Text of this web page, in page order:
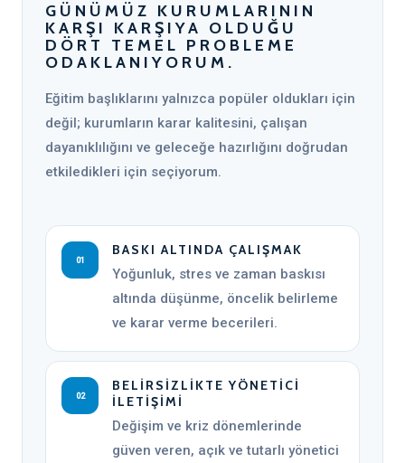
GÜNÜMÜZ KURUMLARININ
KARŞI KARŞIYA OLDUĞU
DÖRT TEMEL PROBLEME
ODAKLANIYORUM.
Eğitim başlıklarını yalnızca popüler oldukları için
değil; kurumların karar kalitesini, çalışan
dayanıklılığını ve geleceğe hazırlığını doğrudan
etkiledikleri için seçiyorum.
01
BASKI ALTINDA ÇALIŞMAK
Yoğunluk, stres ve zaman baskısı
altında düşünme, öncelik belirleme
ve karar verme becerileri.
02
BELIRSIZLIKTE YÖNETICI
İLETIŞIMI
Değişim ve kriz dönemlerinde
güven veren, açık ve tutarlı yönetici